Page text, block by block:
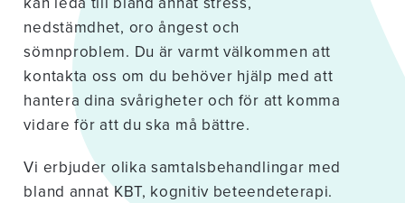
nedstämdhet, oro ångest och
sömnproblem. Du är varmt välkommen att
kontakta oss om du behöver hjälp med att
hantera dina svårigheter och för att komma
vidare för att du ska må bättre.
Vi erbjuder olika samtalsbehandlingar med
bland annat KBT, kognitiv beteendeterapi.